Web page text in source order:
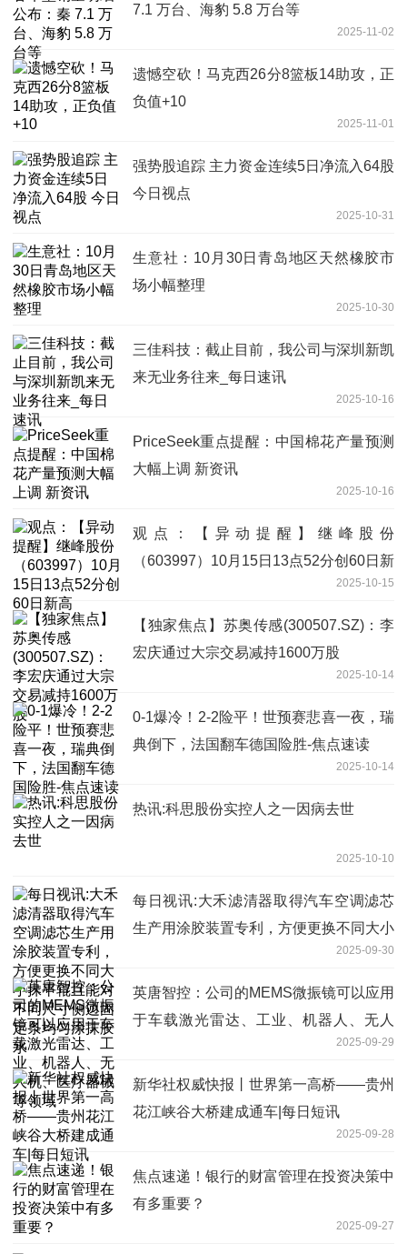
7.1 万台、海豹 5.8 万台等
2025-11-02
遗憾空砍！马克西26分8篮板14助攻，正
负值+10
2025-11-01
强势股追踪 主力资金连续5日净流入64股
今日视点
2025-10-31
生意社：10月30日青岛地区天然橡胶市
场小幅整理
2025-10-30
三佳科技：截止目前，我公司与深圳新凯
来无业务往来_每日速讯
2025-10-16
PriceSeek重点提醒：中国棉花产量预测
大幅上调 新资讯
2025-10-16
观点：【异动提醒】继峰股份
（603997）10月15日13点52分创60日新
2025-10-15
【独家焦点】苏奥传感(300507.SZ)：李
宏庆通过大宗交易减持1600万股
2025-10-14
0-1爆冷！2-2险平！世预赛悲喜一夜，瑞
典倒下，法国翻车德国险胜-焦点速读
2025-10-14
热讯:科思股份实控人之一因病去世
2025-10-10
每日视讯:大禾滤清器取得汽车空调滤芯
生产用涂胶装置专利，方便更换不同大小
抹平辊且能对不同尺寸侧边固定条均匀涂
抹胶水
2025-09-30
英唐智控：公司的MEMS微振镜可以应用
于车载激光雷达、工业、机器人、无人
2025-09-29
新华社权威快报丨世界第一高桥——贵州
花江峡谷大桥建成通车|每日短讯
2025-09-28
焦点速递！银行的财富管理在投资决策中
有多重要？
2025-09-27